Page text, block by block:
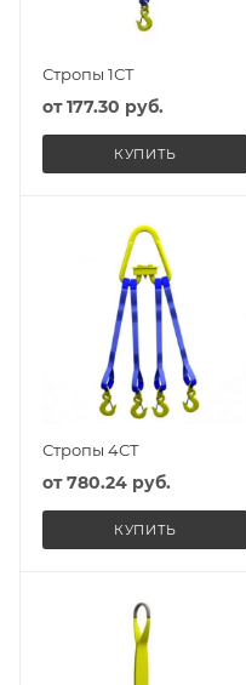
Стропы 1СТ
от177.30 руб.
КУПИТЬ
Стропы 4СТ
от780.24 руб.
КУПИТЬ